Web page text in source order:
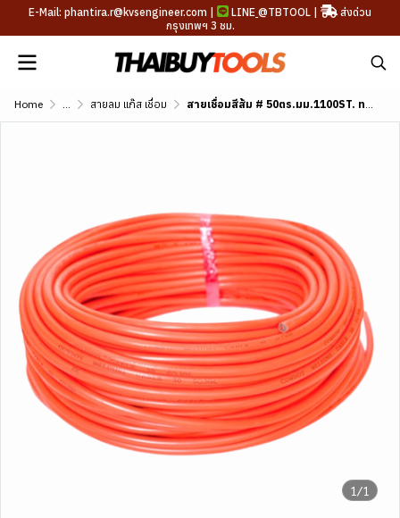
E-Mail: phantira.r@kvsengineer.com | LINE @TBTOOL |
ส่งด่วน
กรุงเทพฯ 3 ชม.
Home ... สายลม แก๊ส เชื่อม สายเชื่อมสีส้ม # 50ตร.มม.1100ST. ทนแรงดันสูง
1/1